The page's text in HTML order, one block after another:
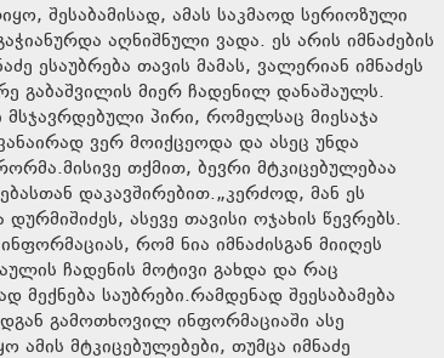
შესაბამისად, ამას საკმაოდ სერიოზული
აღნიშნული ვადა. ეს არის იმნაძების
ესაუბრება თავის მამას, ვალერიან იმნაძეს
გაბაშვილის მიერ ჩადენილ დანაშაულს.
პირი, რომელსაც მიესაჯა
ვერ მოიქცეოდა და ასეც უნდა
თქმით, ბევრი მტკიცებულებაა
დაკავშირებით.„კერძოდ, მან ეს
ასევე თავისი ოჯახის წევრებს.
რომ ნია იმნაძისგან მიიღეს
ჩადენის მოტივი გახდა და რაც
საუბრები.რამდენად შეესაბამება
გამოთხოვილ ინფორმაციაში ასე
მტკიცებულებები, თუმცა იმნაძე